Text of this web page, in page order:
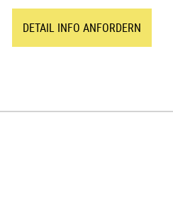
DETAIL INFO ANFORDERN